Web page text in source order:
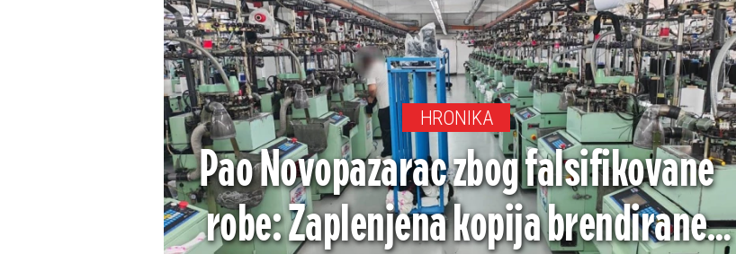
HRONIKA
Pao Novopazarac zbog falsifikovane
robe: Zaplenjena kopija brendirane